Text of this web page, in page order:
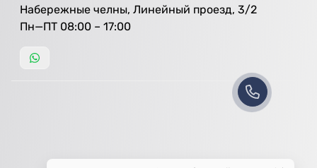
Набережные челны, Линейный проезд, 3/2
Пн—ПТ 08:00 – 17:00